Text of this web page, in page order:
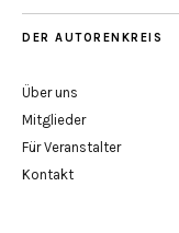
DER AUTORENKREIS
Über uns
Mitglieder
Für Veranstalter
Kontakt